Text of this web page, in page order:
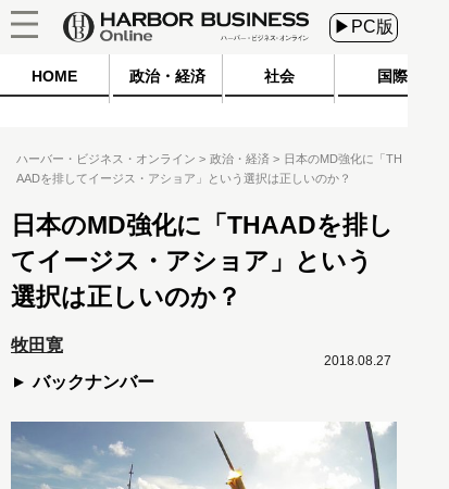
▶PC版
HOME 政治・経済 社会 国際
ハーバー・ビジネス・オンライン 政治・経済
日本のMD強化に「TH
AADを排してイージス・アショア」という選択は正しいのか？
日本のMD強化に「THAADを排し
てイージス・アショア」という
選択は正しいのか？
牧田寛
バックナンバー
2018.08.27